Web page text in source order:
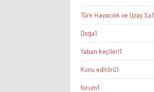
Türk Havacılık ve Uzay Sa1
Doğa1
Yaban keçileri1
Konu editörü1
forum1